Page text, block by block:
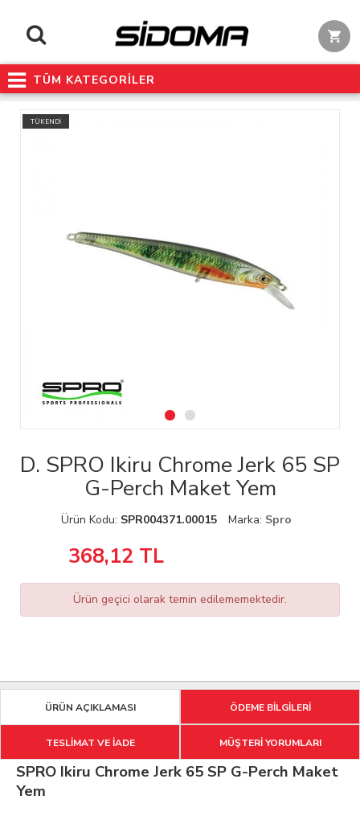
TÜM KATEGORİLER
TÜKENDİ
D. SPRO Ikiru Chrome Jerk 65 SP
G-Perch Maket Yem
Ürün Kodu: SPR004371.00015 Marka: Spro
368,12 TL
Ürün geçici olarak temin edilememektedir.
ÜRÜN AÇIKLAMASI ÖDEME BİLGİLERİ
TESLİMAT VE İADE MÜŞTERİ YORUMLARI
SPRO Ikiru Chrome Jerk 65 SP G-Perch Maket
Yem